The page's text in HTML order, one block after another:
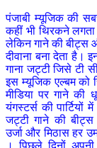
पंजाबी म्यूजिक की
कहीं भी थिरकने
लेकिन गाने की बीट्स
दीवाना बना देता है।
गाना जट्टी जिसे टी
इस म्यूजिक एल्बम को
मीडिया पर गाने की
यंगस्टर्स की पार्टियों
जट्टी गाने की
उर्जा और मिठास हर